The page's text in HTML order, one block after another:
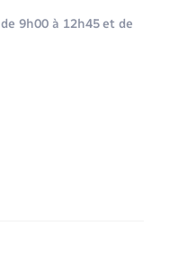
9h00 à 12h45 et de